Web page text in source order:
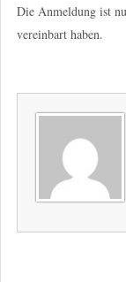
Die Anmeldung ist
vereinbart haben.